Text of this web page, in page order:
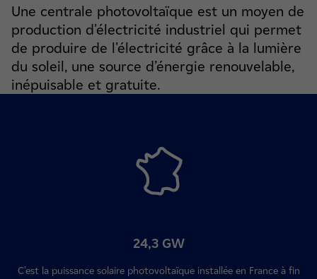
Une centrale photovoltaïque est un moyen de
production d'électricité industriel qui permet
de produire de l'électricité grâce à la lumière
du soleil, une source d’énergie renouvelable,
inépuisable et gratuite.
24,3 GW
C’est la puissance solaire photovoltaïque installée en France à fin